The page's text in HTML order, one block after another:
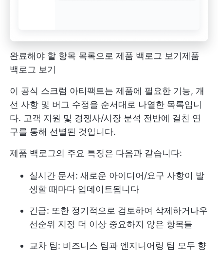
완료해야 할 항목 목록으로 제품 백로그 보기제품
백로그 보기
이 공식 스크럼 아티팩트는 제품에 필요한 기능, 개
선 사항 및 버그 수정을 순서대로 나열한 목록입니
다. 고객 지원 및 경쟁사/시장 분석 전반에 걸친 연
구를 통해 선별된 것입니다.
제품 백로그의 주요 특징은 다음과 같습니다:
실시간 문서: 새로운 아이디어/요구 사항이 발
생할 때마다 업데이트됩니다
긴급: 또한 정기적으로 검토하여 삭제하거나우
선순위 지정 더 이상 중요하지 않은 항목들
교차 팀: 비즈니스 팀과 엔지니어링 팀 모두 향